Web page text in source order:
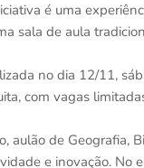
é uma
sala de aula
no dia 12/11,
com vagas
aulão de Geografia,
e inovação. No